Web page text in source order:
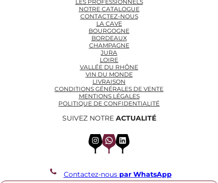
LES PROFESSIONNELS
NOTRE CATALOGUE
CONTACTEZ-NOUS
LA CAVE
BOURGOGNE
BORDEAUX
CHAMPAGNE
JURA
LOIRE
VALLÉE DU RHÔNE
VIN DU MONDE
LIVRAISON
CONDITIONS GÉNÉRALES DE VENTE
MENTIONS LÉGALES
POLITIQUE DE CONFIDENTIALITÉ
SUIVEZ NOTRE ACTUALITÉ
InstagramWhatsApp LinkedIn
Contactez-nous par WhatsApp